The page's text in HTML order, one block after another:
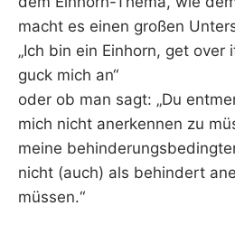
macht es einen großen
„Ich bin ein Einhorn, get over
guck mich an“
oder ob man sagt: „Du
mich nicht anerkennen zu
meine
nicht (auch) als behindert
müssen.“